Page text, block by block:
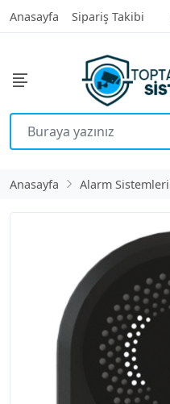
Anasayfa Sipariş Takibi
Anasayfa Alarm Sistemleri